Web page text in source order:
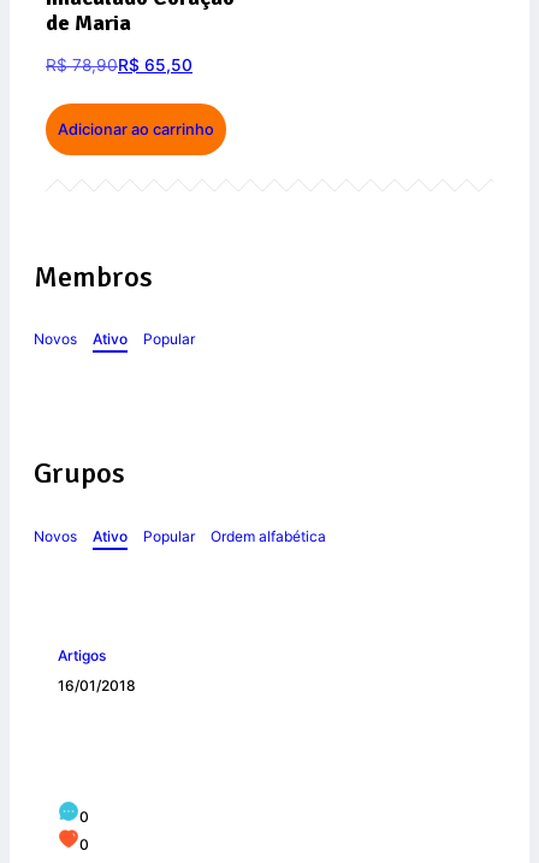
de Maria
R$78,90R$ 65,50
Adicionar ao carrinho
Membros
Novos Ativo Popular
Grupos
Novos Ativo Popular Ordem alfabética
Artigos
16/01/2018
0
0